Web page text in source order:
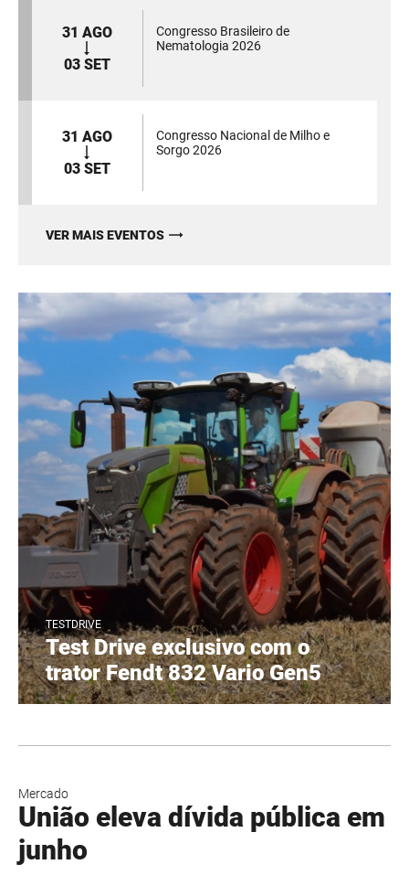
31 AGO
03 SET
Congresso Brasileiro de
Nematologia 2026
31 AGO
03 SET
Congresso Nacional de Milho e
Sorgo 2026
VER MAIS EVENTOS
TESTDRIVE
Test Drive exclusivo com o
trator Fendt 832 Vario Gen5
Mercado
União eleva dívida pública em
junho